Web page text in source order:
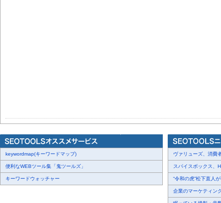
keywordmap(キーワードマップ)
便利なWEBツール集「鬼ツールズ」
キーワードウォッチャー
ヴァリューズ、消費
スパイスボックス、
“令和の虎”松下直人
企業のマーケティン